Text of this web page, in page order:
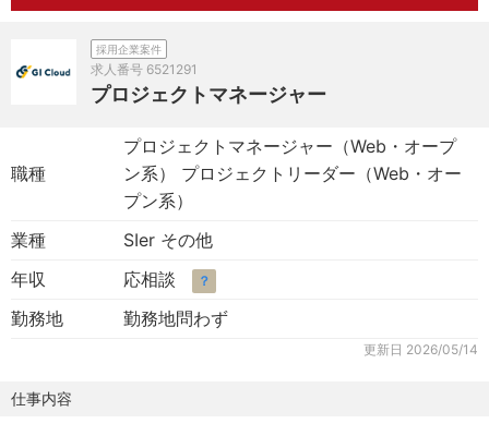
採用企業案件
求人番号 6521291
プロジェクトマネージャー
職種
プロジェクトマネージャー（Web・オープ
ン系） プロジェクトリーダー（Web・オー
プン系）
業種
SIer その他
年収
応相談 ？
勤務地 勤務地問わず
更新日 2026/05/14
仕事内容